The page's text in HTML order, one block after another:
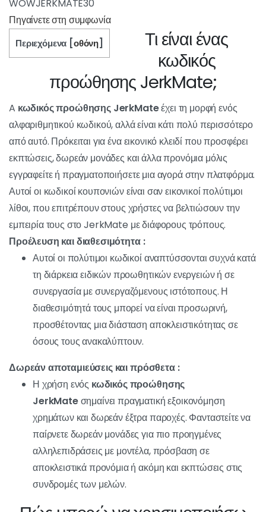
Κατάστημα Promo
Θέλετε να κάνετε δώρο στον εαυτό σας
αυτοπροσώπως ή ακόμη και με τον σύντροφό σας;
Το Jerkmate σας έχει κατά νου με το κατάστημα
εκπτωτικό κωδικό 30% για τους έξυπνους!
WOWJERKMATE30
ΠΗΓΑΊΝΕΤΕ ΣΤΗ ΣΥΜΦΩΝΊΑ
Περιεχόμενα οθόνη
Τι είναι ένας
κωδικός
προώθησης JerkMate;
κωδικός προώθησης JerkMateέχει τη μορφή ενός
αλφαριθμητικού κωδικού, αλλά είναι κάτι πολύ περισσότερο
από αυτό. Πρόκειται για ένα εικονικό κλειδί που προσφέρει
εγγραφείτε ή πραγματοποιήσετε μια αγορά στην πλατφόρμα.
Αυτοί οι κωδικοί κουπονιών είναι σαν εικονικοί πολύτιμοι
λίθοι, που επιτρέπουν στους χρήστες να βελτιώσουν την
εμπειρία τους στο JerkMate με διάφορους τρόπους.
Προέλευση και διαθεσιμότητα :
Αυτοί οι πολύτιμοι κωδικοί αναπτύσσονται συχνά κατά
τη διάρκεια ειδικών προωθητικών ενεργειών ή σε
συνεργασία με συνεργαζόμενους ιστότοπους. Η
διαθεσιμότητά τους μπορεί να είναι προσωρινή,